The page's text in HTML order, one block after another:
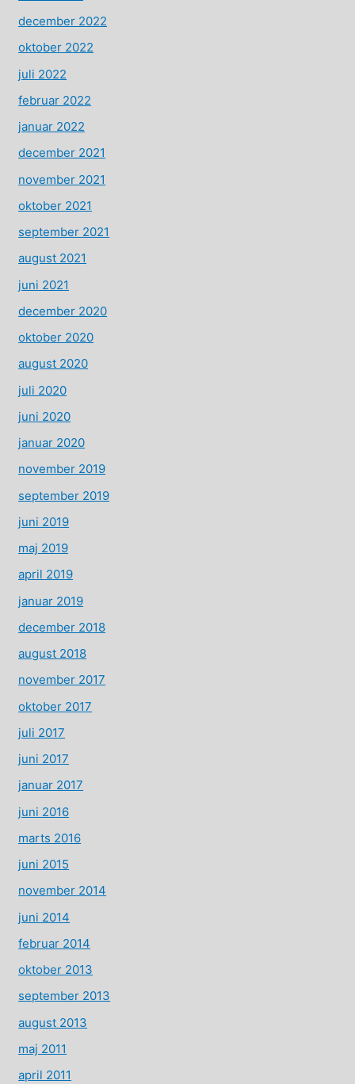
december 2022
oktober 2022
juli 2022
februar 2022
januar 2022
december 2021
november 2021
oktober 2021
september 2021
august 2021
juni 2021
december 2020
oktober 2020
august 2020
juli 2020
juni 2020
januar 2020
november 2019
september 2019
juni 2019
maj 2019
april 2019
januar 2019
december 2018
august 2018
november 2017
oktober 2017
juli 2017
juni 2017
januar 2017
juni 2016
marts 2016
juni 2015
november 2014
juni 2014
februar 2014
oktober 2013
september 2013
august 2013
maj 2011
april 2011